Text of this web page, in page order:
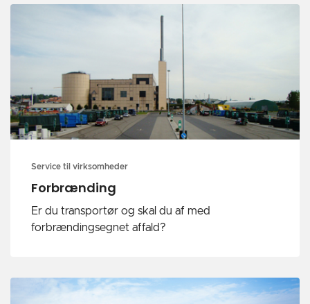
Service til virksomheder
Forbrænding
Er du transportør og skal du af med
forbrændingsegnet affald?